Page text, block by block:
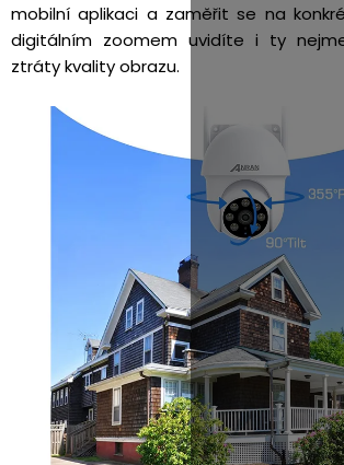
mobilní aplikaci a zaměřit se na
digitálním zoomem uvidíte i ty
ztráty kvality obrazu.